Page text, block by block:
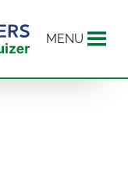
MENU